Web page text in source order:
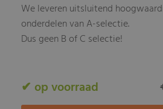
We leveren uitsluitend
onderdelen van A-selectie.
Dus geen B of C selectie!
✔ op voorraad